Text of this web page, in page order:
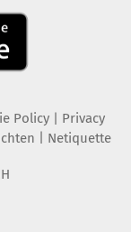
Policy| Privacy
| Netiquette